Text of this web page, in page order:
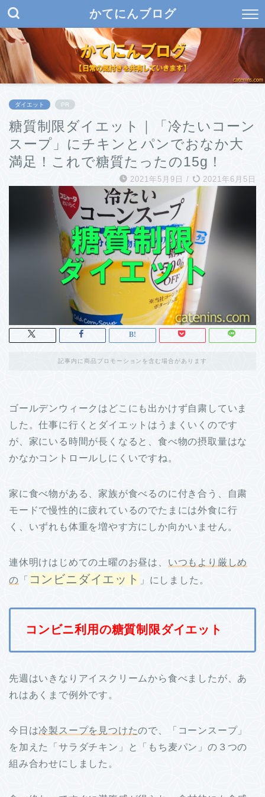
かてにんブログ
ダイエット PR
糖質制限ダイエット｜「冷たいコーン
スープ」にチキンとパンでおなか大
満足！これで糖質たったの15g！
2021年5月9日 / 2021年6月5日
記事内に商品プロモーションを含む場合があります
ゴールデンウィークはどこにも出かけず自粛していま
した。仕事に行くとダイエットはうまくいくのです
が、家にいる時間が長くなると、食べ物の摂取量はな
かなかコントロールしにくいですね。
家に食べ物がある、家族が食べるのに付き合う、自粛
モードで慢性的に疲れているのでたまには外食に行
く、いずれも体重を増やす方にしか向かいません。
連休明けはじめての土曜のお昼は、 いつもより厳しめ
の 「 コンビニダイエット 」にしました。
コンビニ利用の糖質制限ダイエット
先週はいきなりアイスクリームから食べましたが、あ
れはあくまで例外です。
今日は冷製スープを見つけたので、「コーンスープ」
を加えた「サラダチキン」と「もち麦パン」の３つの
組み合わせにしました。